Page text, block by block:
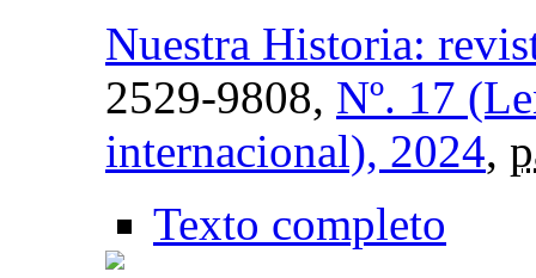
Nuestra Historia:
2529-9808, Nº. 17
internacional), 2024,
Texto completo